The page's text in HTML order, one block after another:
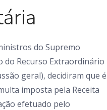
do Supremo
do Recurso Extraordinário
geral), decidiram que é
imposta pela Receita
efetuado pelo